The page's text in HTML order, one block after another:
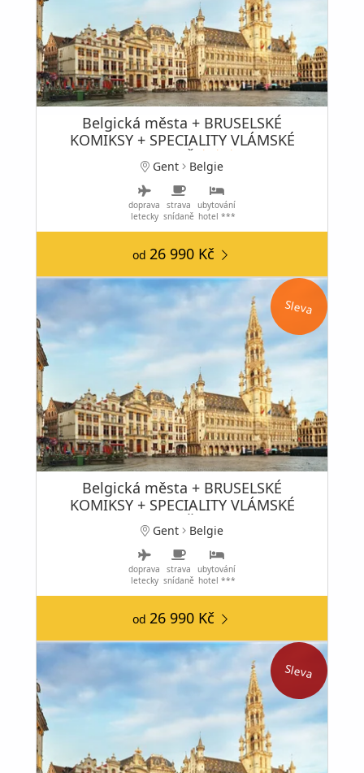
Belgická města + BRUSELSKÉ
KOMIKSY + SPECIALITY VLÁMSKÉ
KUCHYNĚ
Gent Belgie
doprava
letecky
strava
snídaně
ubytování
hotel ***
od 26 990 Kč
Sleva
Belgická města + BRUSELSKÉ
KOMIKSY + SPECIALITY VLÁMSKÉ
KUCHYNĚ
Gent Belgie
doprava
letecky
strava
snídaně
ubytování
hotel ***
od 26 990 Kč
Sleva